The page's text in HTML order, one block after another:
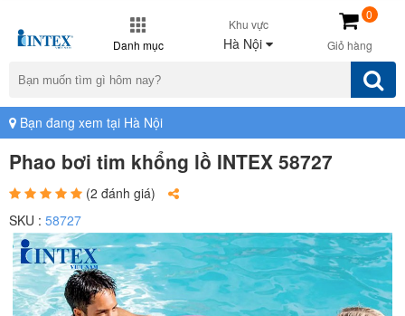
Danh mục
Khu vực
Hà Nội Giỏ hàng
0
Bạn đang xem tại Hà Nội
Phao bơi tim khổng lồ INTEX 58727
(2 đánh giá)
SKU : 58727